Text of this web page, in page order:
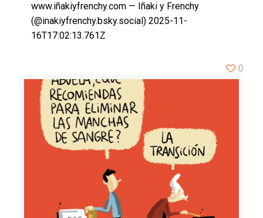
www.iñakiyfrenchy.com — Iñaki y Frenchy
(@inakiyfrenchy.bsky.social) 2025-11-
16T17:02:13.761Z
0